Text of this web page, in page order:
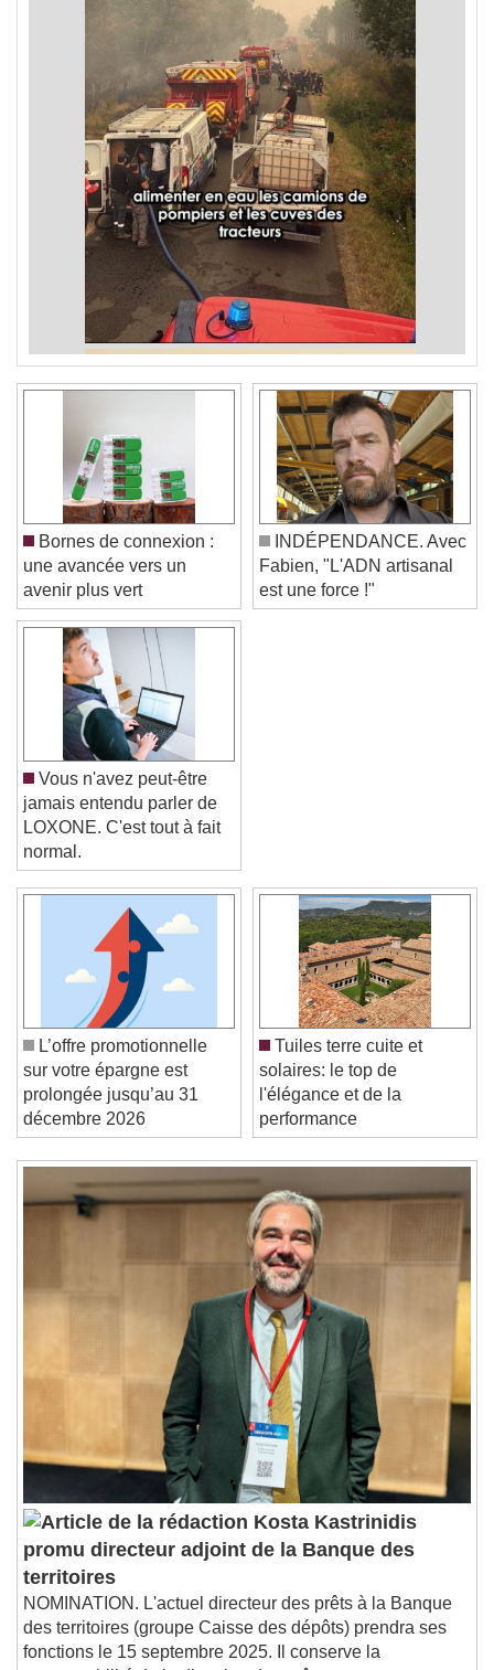
Video Player is loading.
Play Video
Play
Skip Forward
Unmute
Current Time0:00
/
Duration
Loaded:0%
Stream TypeLIVE
Seek to live, currently behind live
Remaining Time-0:00
Chapters
Descriptions
descriptions off
, selected
Subtitles
subtitles settings , opens subtitles
settings dialog
subtitles off
, selected
Audio Track
Beginning of dialog window. Escape will cancel
and close the window.
Bornes de connexion :
une avancée vers un
avenir plus vert
INDÉPENDANCE. Avec
Fabien, "L'ADN artisanal
est une force !"
Vous n'avez peut-être
jamais entendu parler de
LOXONE. C'est tout à fait
normal.
L’offre promotionnelle
sur votre épargne est
prolongée jusqu’au 31
décembre 2026
Tuiles terre cuite et
solaires: le top de
l'élégance et de la
performance
Kosta Kastrinidis
promu directeur adjoint de la Banque des
territoires
NOMINATION. L'actuel directeur des prêts à la Banque
des territoires (groupe Caisse des dépôts) prendra ses